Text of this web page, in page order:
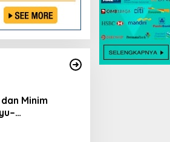
Minim
Innova